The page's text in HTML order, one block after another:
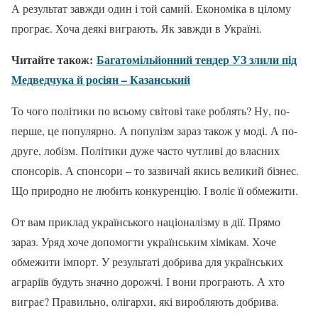
А результат завжди один і той самий. Економіка в цілому
програє. Хоча деякі виграють. Як завжди в Україні.
Читайте також: Багатомільйонний тендер УЗ злили під
Медведчука й росіян – Казанський
То чого політики по всьому світові таке роблять? Ну, по-
перше, це популярно. А популізм зараз також у моді. А по-
друге, лобізм. Політики дуже часто чутливі до власних
спонсорів. А спонсори – то зазвичай якись великий бізнес.
Що природно не любить конкуренцію. І воліє її обмежити.
От вам приклад українського націоналізму в дії. Прямо
зараз. Уряд хоче допомогти українським хімікам. Хоче
обмежити імпорт. У результаті добрива для українських
аграріїв будуть значно дорожчі. І вони програють. А хто
виграє? Правильно, олігархи, які виробляють добрива.